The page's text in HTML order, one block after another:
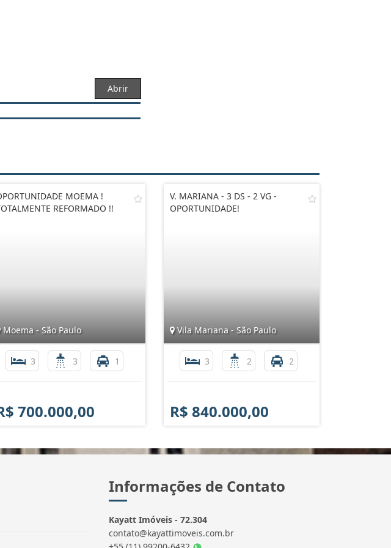
Abrir
MOEMA !
REFORMADO !!
Moema - São Paulo
3 3 1
700.000,00
V. MARIANA - 3 DS - 2 VG -
OPORTUNIDADE!
Vila Mariana - São Paulo
3 2 2
R$ 840.000,00
Informações de Contato
Kayatt Imóveis - 72.304
contato@kayattimoveis.com.br